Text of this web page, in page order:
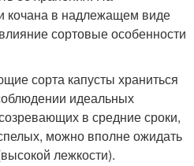
кочана в надлежащем виде
сортовые особенности
сорта капусты храниться
идеальных
в средние сроки,
можно вполне ожидать
лежкости).